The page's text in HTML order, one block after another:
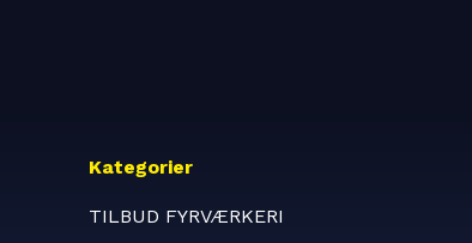
Kategorier
TILBUD FYRVÆRKERI